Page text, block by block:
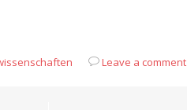
Leave a comment